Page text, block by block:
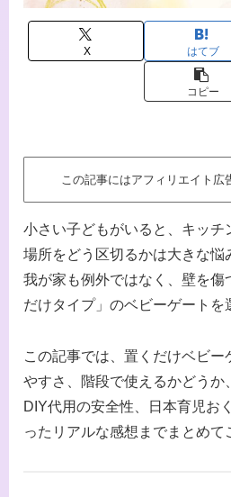
X はてブ
コピー
この記事にはアフィリエイト広
小さい子どもがいると、キッチ
場所をどう区切るかは大きな悩
我が家も例外ではなく、壁を傷
だけタイプ」のベビーゲートを
この記事では、置くだけベビ
やすさ、階段で使えるかどうか
DIY代用の安全性、日本育児お
ったリアルな感想までまとめて